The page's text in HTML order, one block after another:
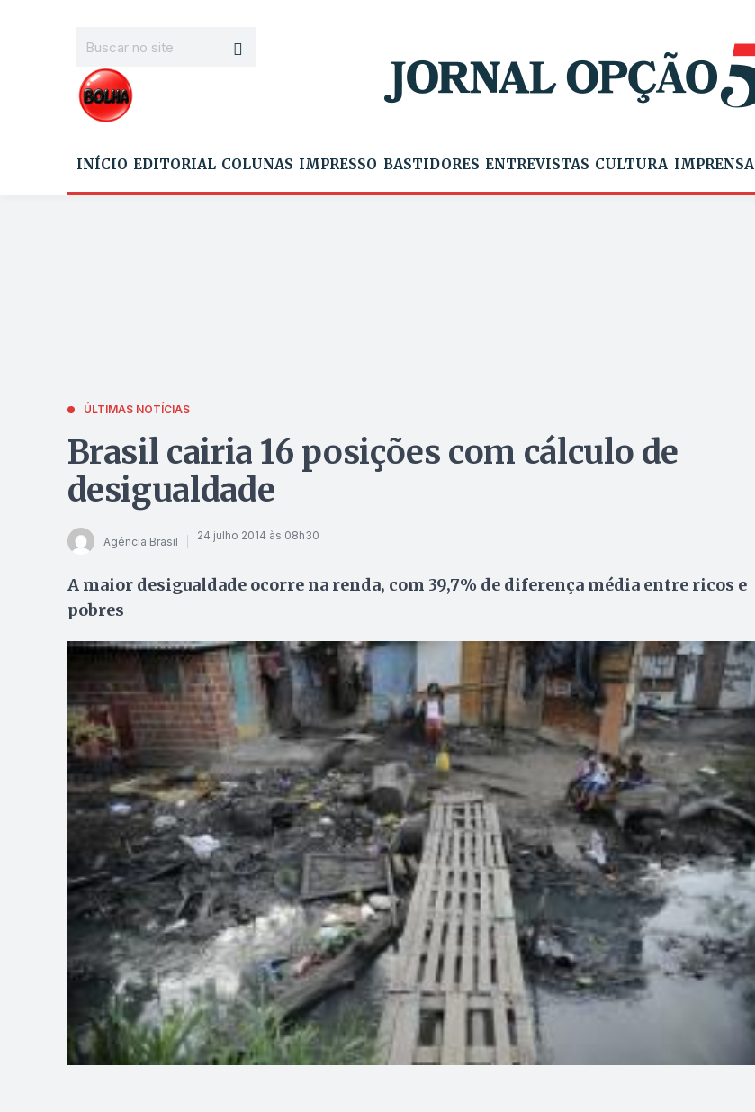
INÍCIO EDITORIAL COLUNAS IMPRESSO BASTIDORES ENTREVISTAS CULTURA IMPRENSA
ÚLTIMAS NOTÍCIAS
Brasil cairia 16 posições com cálculo de
desigualdade
Agência Brasil 24 julho 2014 às 08h30
A maior desigualdade ocorre na renda, com 39,7% de diferença média entre ricos e
pobres